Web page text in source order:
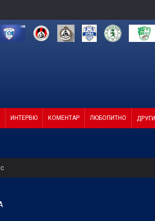
ИНТЕРВЮ КОМЕНТАР ЛЮБОПИТНО ДРУГИ
и срещу Септември